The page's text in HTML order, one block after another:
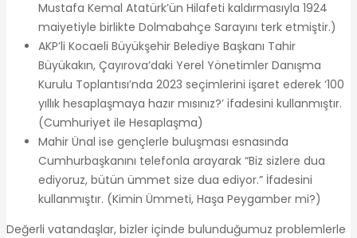
Mustafa Kemal Atatürk’ün Hilafeti kaldırmasıyla 1924
maiyetiyle birlikte Dolmabahçe Sarayını terk etmiştir.)
AKP’li Kocaeli Büyükşehir Belediye Başkanı Tahir
Büyükakın, Çayırova’daki Yerel Yönetimler Danışma
Kurulu Toplantısı’nda 2023 seçimlerini işaret ederek ‘100
yıllık hesaplaşmaya hazır mısınız?’ ifadesini kullanmıştır.
(Cumhuriyet ile Hesaplaşma)
Mahir Ünal ise gençlerle buluşması esnasında
Cumhurbaşkanını telefonla arayarak “Biz sizlere dua
ediyoruz, bütün ümmet size dua ediyor.” İfadesini
kullanmıştır. (Kimin Ümmeti, Haşa Peygamber mi?)
Değerli vatandaşlar, bizler içinde bulunduğumuz problemlerle